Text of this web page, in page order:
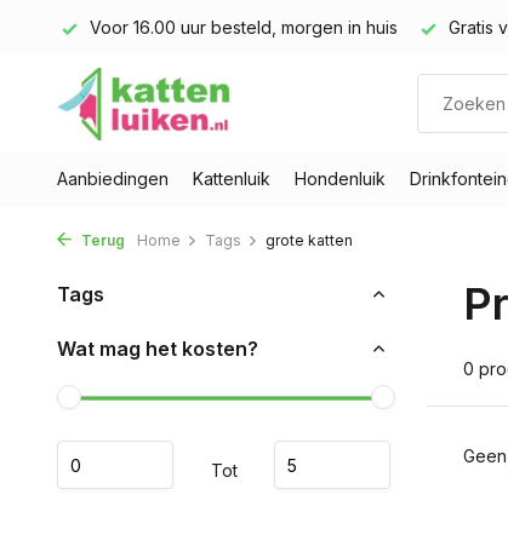
Voor 16.00 uur besteld, morgen in huis Gratis
Aanbiedingen Kattenluik Hondenluik
Terug Home Tags grote katten
Tags
Wat mag het kosten?
Tot
0